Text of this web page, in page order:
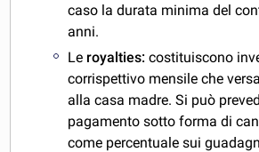
caso la durata minima del
anni.
Le royalties: costituiscono
corrispettivo mensile che
alla casa madre. Si può
pagamento sotto forma di
come percentuale sui